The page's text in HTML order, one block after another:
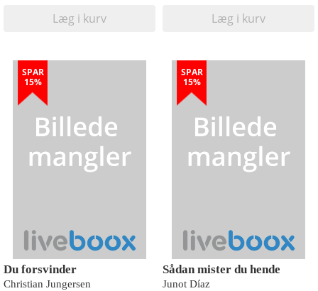
Læg i kurv Læg i kurv
SPAR
15%
Du forsvinder
Christian Jungersen
SPAR
15%
Sådan mister du hende
Junot Díaz